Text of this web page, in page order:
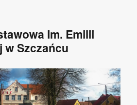
im. Emilii
w Szczańcu